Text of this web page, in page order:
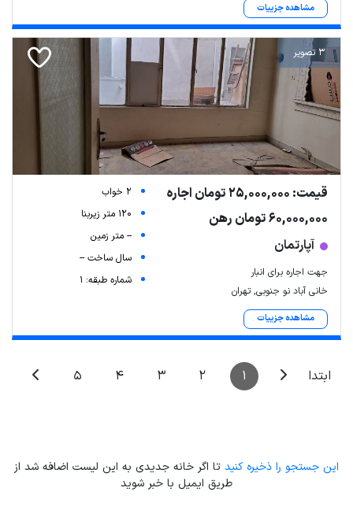
مشاهده جزییات
3 تصویر
قیمت: 25,000,000 تومان اجاره
60,000,000 تومان رهن
آپارتمان
جهت اجاره برای انبار
خانی آباد نو جنوبی, تهران
مشاهده جزییات
2 خواب
120 متر زیربنا
-- متر زمین
سال ساخت --
شماره طبقه: 1
ابتدا 1
2
3
4
5
این جستجو را ذخیره کنید تا اگر خانه جدیدی به این لیست اضافه شد از
طریق ایمیل با خبر شوید